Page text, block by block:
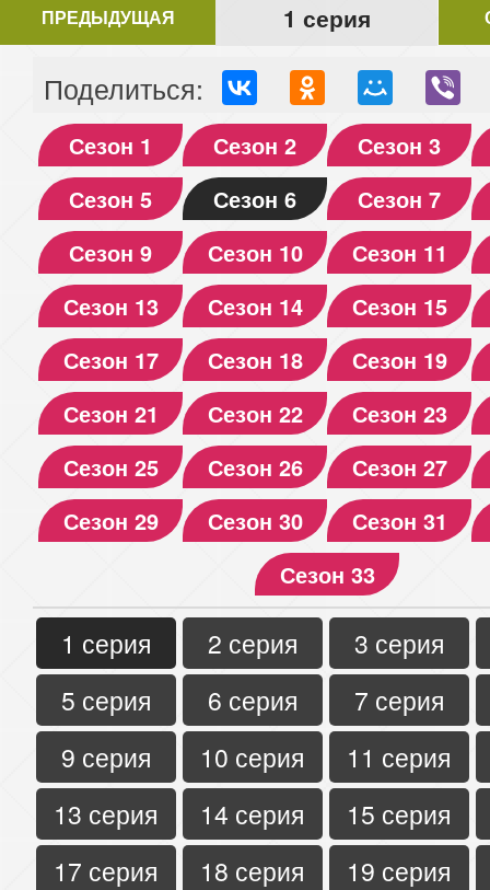
ПРЕДЫДУЩАЯ 1 серия
Поделиться:
Сезон 1 Сезон 2
Сезон 3
Сезон 5
Сезон 6
Сезон 7
Сезон 9
Сезон 10
Сезон 11
Сезон 13
Сезон 14
Сезон 15
Сезон 17
Сезон 18
Сезон 19
Сезон 21
Сезон 22
Сезон 23
Сезон 25
Сезон 26
Сезон 27
Сезон 29
Сезон 30
Сезон 31
Сезон 33
1 серия 2 серия
3 серия
5 серия
6 серия
7 серия
9 серия
10 серия
11 серия
13 серия
14 серия
15 серия
17 серия
18 серия
19 серия